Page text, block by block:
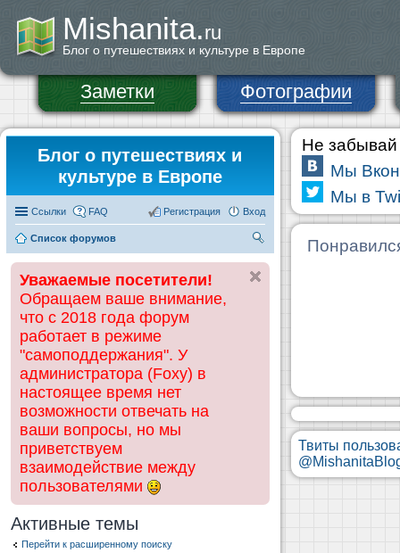
Mishanita.ru
Блог о путешествиях и культуре в Европе
Заметки Фотографии
Блог о путешествиях и
культуре в Европе
Ссылки FAQ Вход
Регистрация
Список форумов
ск
Уважаемые посетители!
Обращаем ваше внимание,
что с 2018 года форум
работает в режиме
"самоподдержания". У
администратора (Foxy) в
настоящее время нет
возможности отвечать на
ваши вопросы, но мы
приветствуем
взаимодействие между
пользователями
Активные темы
Перейти к расширенному поиску
Не забывай
Мы
Мы в
Твиты